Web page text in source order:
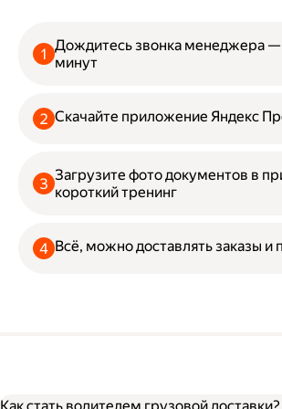
Дождитесь звонка менеджера
минут
Скачайте приложение Яндекс
Загрузите фото документов в
короткий тренинг
Всё, можно доставлять заказы
Как стать водителем грузовой доставки?